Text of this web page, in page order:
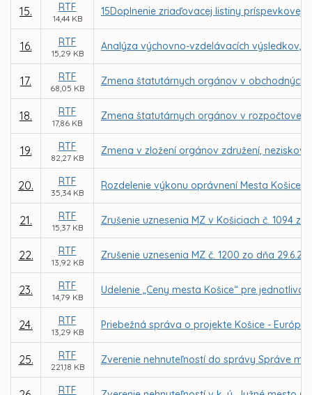
15. RTF
14,44 KB
15Doplnenie zriaďovacej listiny príspevkovej
16. RTF
15,29 KB
Analýza výchovno-vzdelávacích výsledkov,
17. RTF
68,05 KB
Zmena štatutárnych orgánov v obchodných
18. RTF
17,86 KB
Zmena štatutárnych orgánov v rozpočtovej
19. RTF
82,27 KB
Zmena v zložení orgánov združení,
20. RTF
35,34 KB
Rozdelenie výkonu oprávnení Mesta Košice
21. RTF
15,37 KB
Zrušenie uznesenia MZ v Košiciach č. 1094
22. RTF
13,92 KB
Zrušenie uznesenia MZ č. 1200 zo dňa
23. RTF
14,79 KB
Udelenie „Ceny mesta Košice“ pre
24. RTF
13,29 KB
Priebežná správa o projekte Košice -
25. RTF
221,18 KB
Zverenie nehnuteľností do správy Správe
RTF